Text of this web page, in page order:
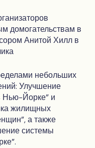
домогательствам в
Анитой Хилл в
небольших
Улучшение
Нью-Йорке" и
жилищных
а также
системы